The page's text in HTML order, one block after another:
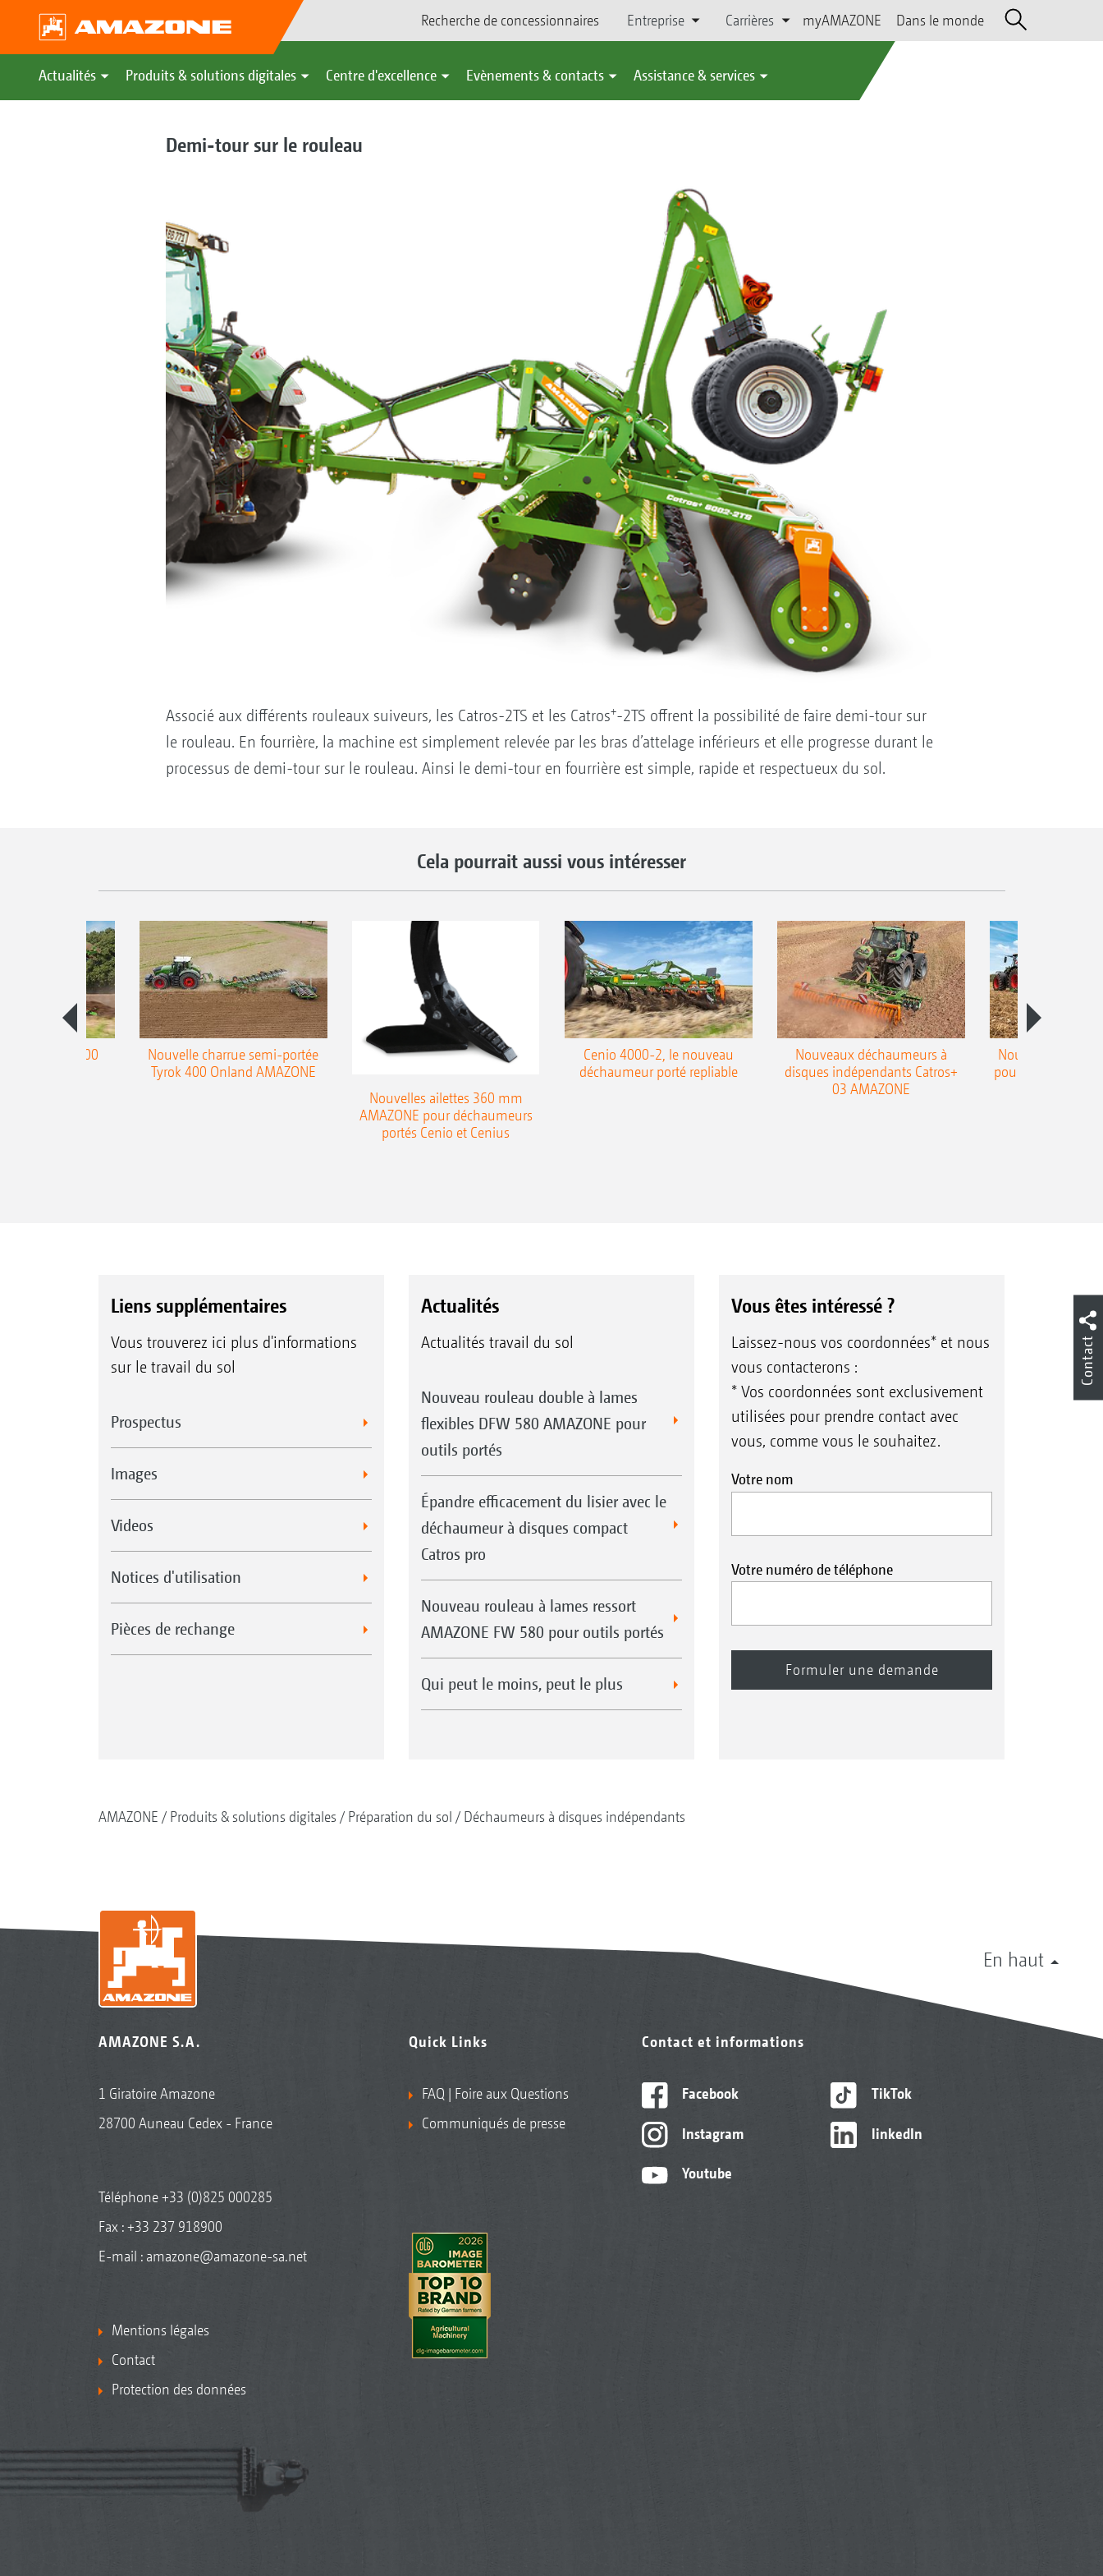
Recherche de concessionnaires Entreprise Carrières myAMAZONE Dans le monde
Actualités Produits & solutions digitales Centre d'excellence Evènements & contacts Assistance & services
Demi-tour sur le rouleau
Associé aux différents rouleaux suiveurs, les Catros-2TS et les Catros+-2TS offrent la possibilité de faire demi-tour sur
le rouleau. En fourrière, la machine est simplement relevée par les bras d’attelage inférieurs et elle progresse durant le
processus de demi-tour sur le rouleau. Ainsi le demi-tour en fourrière est simple, rapide et respectueux du sol.
Cela pourrait aussi vous intéresser
Teres 300
Nouvelle charrue semi-portée
Tyrok 400 Onland AMAZONE
Nouvelles ailettes 360 mm
AMAZONE pour déchaumeurs
portés Cenio et Cenius
Cenio 4000-2, le nouveau
déchaumeur porté repliable
Nouveaux déchaumeurs à
disques indépendants Catros+
03 AMAZONE
Nouvelle double
pour le
Liens supplémentaires
Vous trouverez ici plus d'informations
sur le travail du sol
Prospectus
Images
Videos
Notices d'utilisation
Pièces de rechange
Actualités
Actualités travail du sol
Nouveau rouleau double à lames
flexibles DFW 580 AMAZONE pour
outils portés
Épandre efficacement du lisier avec le
déchaumeur à disques compact
Catros pro
Nouveau rouleau à lames ressort
AMAZONE FW 580 pour outils portés
Qui peut le moins, peut le plus
Vous êtes intéressé ?
Laissez-nous vos coordonnées* et nous
vous contacterons :
* Vos coordonnées sont exclusivement
utilisées pour prendre contact avec
vous, comme vous le souhaitez.
Votre nom
Votre numéro de téléphone
AMAZONE Produits & solutions digitales Préparation du sol Déchaumeurs à disques indépendants
En haut
AMAZONE S.A.
1 Giratoire Amazone
28700 Auneau Cedex - France
Téléphone+33 (0)825 000285
Fax : +33 237 918900
E-mail : amazone@amazone-sa.net
Mentions légales
Contact
Protection des données
Quick Links
FAQ | Foire aux Questions
Communiqués de presse
Contact et informations
Facebook
Instagram
Youtube
TikTok
linkedIn
Contact